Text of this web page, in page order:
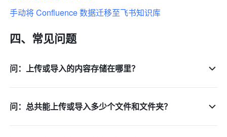
手动将 Confluence 数据迁移至飞书知识库
四、常见问题
问：上传或导入的内容存储在哪里？
问：总共能上传或导入多少个文件和文件夹？